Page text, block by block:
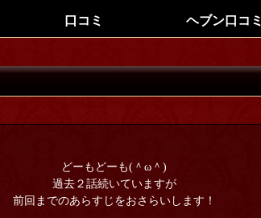
口コミ ヘブン口コミ
どーもどーも(＾ω＾)
過去２話続いていますが
前回までのあらすじをおさらいします！